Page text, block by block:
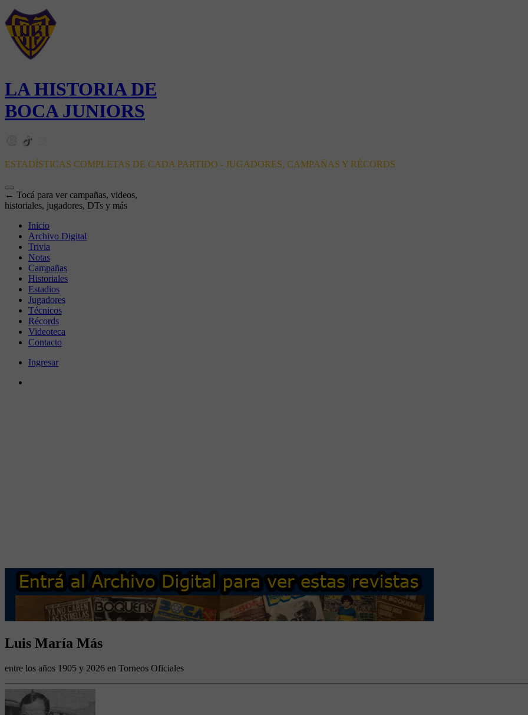
LA HISTORIA DE
BOCA JUNIORS
ESTADÍSTICAS COMPLETAS DE CADA PARTIDO - JUGADORES, CAMPAÑAS Y RÉCORDS
← Tocá para ver campañas, videos,
historiales, jugadores, DTs y más
Inicio
Archivo Digital
Trivia
Notas
Campañas
Historiales
Estadios
Jugadores
Técnicos
Récords
Videoteca
Contacto
Ingresar
Luis María Más
entre los años 1905 y 2026 en Torneos Oficiales